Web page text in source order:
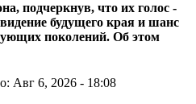
подчеркнув, что их голос -
будущего края и шанс
поколений. Об этом
Авг 6, 2026 - 18:08